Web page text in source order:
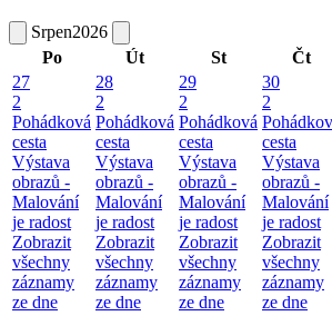
Srpen2026
Po
Út St Čt
27
2
Pohádková
cesta
Výstava
obrazů -
Malování
je radost
Zobrazit
všechny
záznamy
ze dne
28
2
Pohádková
cesta
Výstava
obrazů -
Malování
je radost
Zobrazit
všechny
záznamy
ze dne
29
2
Pohádková
cesta
Výstava
obrazů -
Malování
je radost
Zobrazit
všechny
záznamy
ze dne
30
2
cesta
Výstava
obrazů -
Malování
je radost
Zobrazit
všechny
záznamy
ze dne